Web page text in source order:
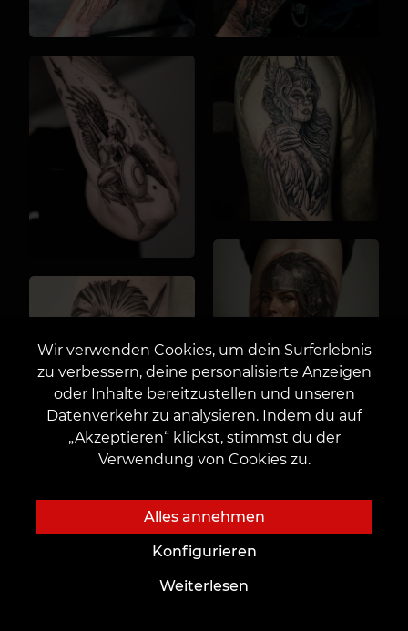
Wir verwenden Cookies, um dein Surferlebnis
zu verbessern, deine personalisierte Anzeigen
oder Inhalte bereitzustellen und unseren
Datenverkehr zu analysieren. Indem du auf
„Akzeptieren“ klickst, stimmst du der
Verwendung von Cookies zu.
Alles annehmen
Konfigurieren
Weiterlesen